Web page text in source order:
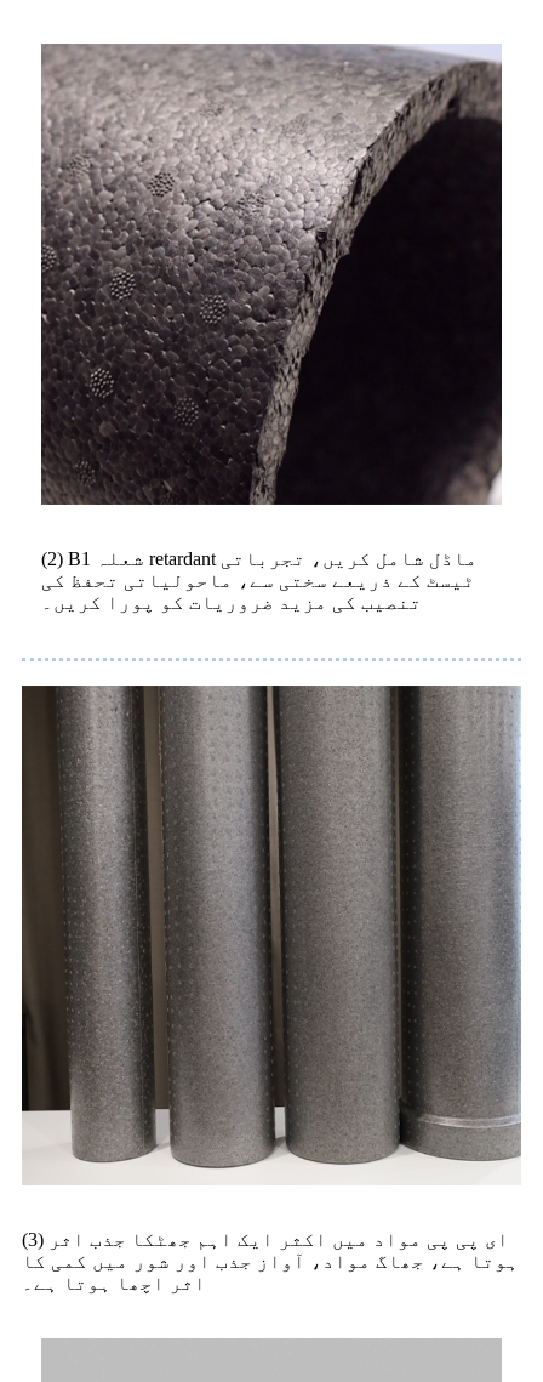
(2) B1 شعلہ retardant ماڈل شامل کریں، تجرباتی
ٹیسٹ کے ذریعے سختی سے، ماحولیاتی تحفظ کی
تنصیب کی مزید ضروریات کو پورا کریں۔
(3) ای پی پی مواد میں اکثر ایک اہم جھٹکا جذب اثر
ہوتا ہے، جھاگ مواد، آواز جذب اور شور میں کمی کا
اثر اچھا ہوتا ہے۔